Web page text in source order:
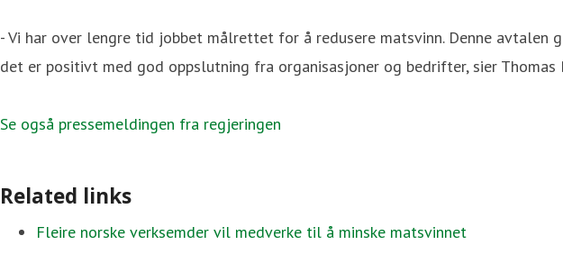
- Vi har over lengre tid jobbet målrettet for å redusere matsvinn. Denne
det er positivt med god oppslutning fra organisasjoner og bedrifter, sier
Se også pressemeldingen fra regjeringen
Related links
Fleire norske verksemder vil medverke til å minske matsvinnet